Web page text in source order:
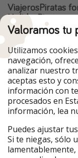
ViajerosPiratas
HolidayPirates
Nuestros
PiratinViaggio
VakantiePiraten
VoyagesPirates
Urlaubspiraten
TravelPirates
Nuestro grupo
HolidayPirates
Conócenos mejor
Valoramos tu
Utilizamos
navegación,
analizar nuestro
aceptas esto y
información con
procesados en
información, lea
Puedes ajustar
Si te niegas, sólo